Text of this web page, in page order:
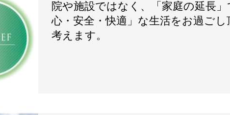
院や施設ではなく、「家庭の延長
心・安全・快適」な生活をお過ごし
考えます。